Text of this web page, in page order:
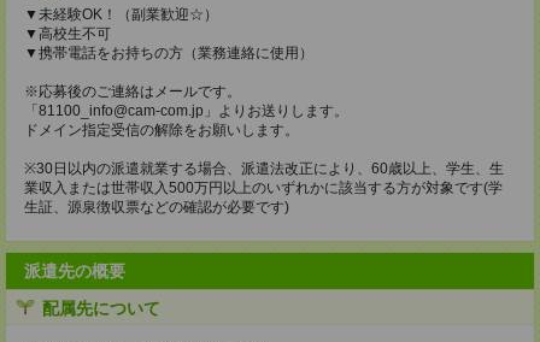
▼未経験OK！（副業歓迎☆）
▼高校生不可
▼携帯電話をお持ちの方（業務連絡に使用）
※応募後のご連絡はメールです。
「81100_info@cam-com.jp」よりお送りします。
ドメイン指定受信の解除をお願いします。
※30日以内の派遣就業する場合、派遣法改正により、60歳以上、学生、生
業収入または世帯収入500万円以上のいずれかに該当する方が対象です(学
生証、源泉徴収票などの確認が必要です)
派遣先の概要
配属先について